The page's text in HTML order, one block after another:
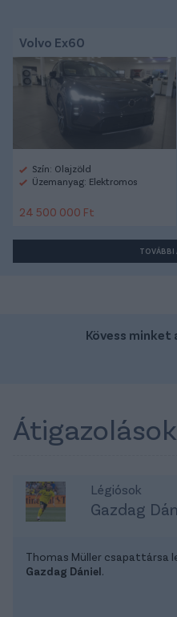
Volvo Ex60
Szín: Olajzöld
Üzemanyag: Elektromos
24 500 000 Ft
TOVÁBBI
Kövess minket
Átigazolások
Légiósok
Gazdag
Thomas Müller csapattársa
Gazdag Dániel.